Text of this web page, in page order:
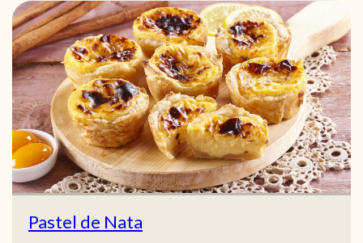
Pastel de Nata